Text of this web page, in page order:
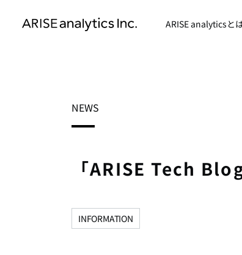
ARISE analyticsと
NEWS
「ARISE Tech
INFORMATION